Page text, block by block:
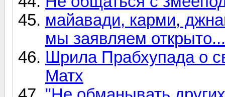
майавади, карми,
мы заявляем открыто...
Шрила Прабхупада о
Матх